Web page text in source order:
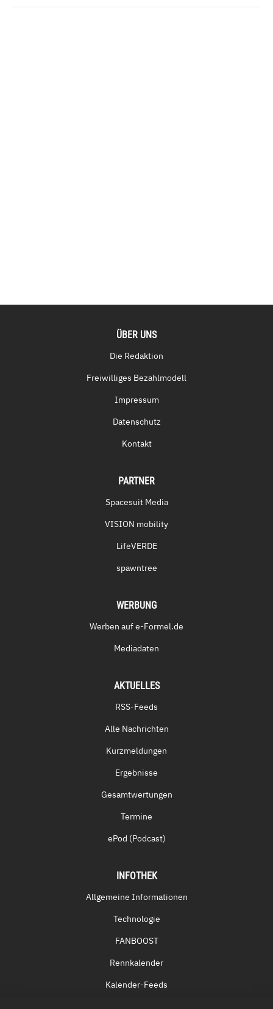
ÜBER UNS
Die Redaktion
Freiwilliges Bezahlmodell
Impressum
Datenschutz
Kontakt
PARTNER
Spacesuit Media
VISION mobility
LifeVERDE
spawntree
WERBUNG
Werben auf e-Formel.de
Mediadaten
AKTUELLES
RSS-Feeds
Alle Nachrichten
Kurzmeldungen
Ergebnisse
Gesamtwertungen
Termine
ePod (Podcast)
INFOTHEK
Allgemeine Informationen
Technologie
FANBOOST
Rennkalender
Kalender-Feeds